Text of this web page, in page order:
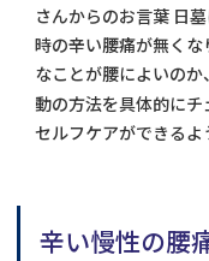
さんからのお言葉 日
時の辛い腰痛が無く
なことが腰によいの
動の方法を具体的に
セルフケアができる
辛い慢性の腰